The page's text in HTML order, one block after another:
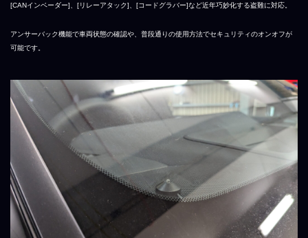
[CANインベーダー]、[リレーアタック]、[コードグラバー]など近年巧妙化する盗難に対応。
アンサーバック機能で車両状態の確認や、普段通りの使用方法でセキュリティのオンオフが
可能です。